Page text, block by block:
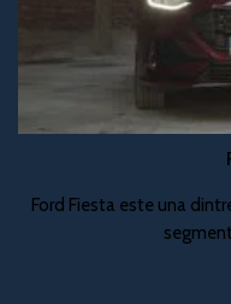
Ford Fiesta este una